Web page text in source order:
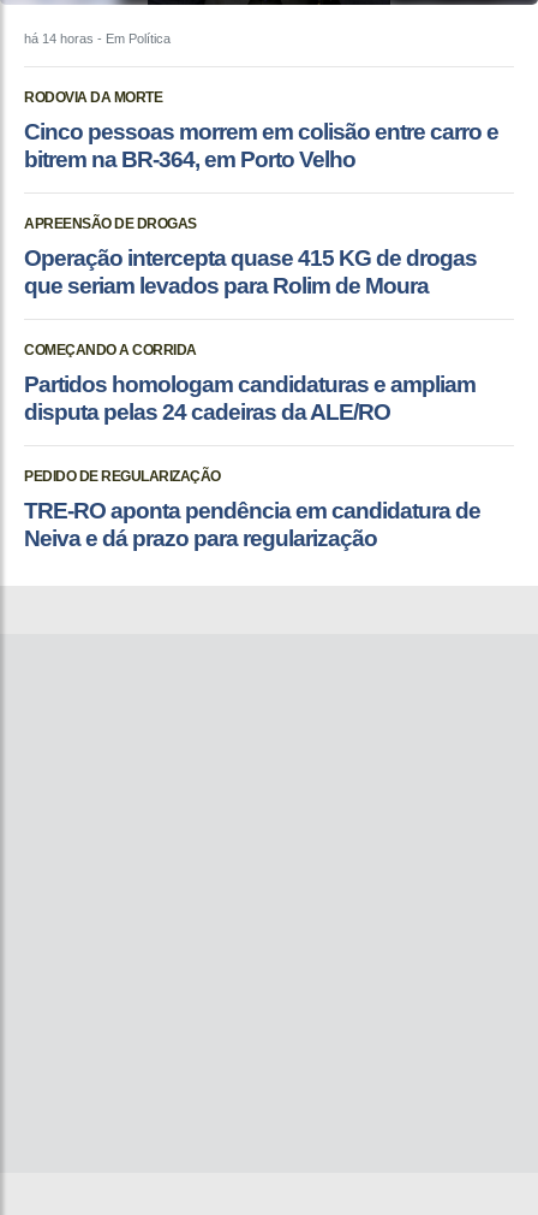
há 14 horas - Em Política
RODOVIA DA MORTE
Cinco pessoas morrem em colisão entre carro e
bitrem na BR-364, em Porto Velho
APREENSÃO DE DROGAS
Operação intercepta quase 415 KG de drogas
que seriam levados para Rolim de Moura
COMEÇANDO A CORRIDA
Partidos homologam candidaturas e ampliam
disputa pelas 24 cadeiras da ALE/RO
PEDIDO DE REGULARIZAÇÃO
TRE-RO aponta pendência em candidatura de
Neiva e dá prazo para regularização